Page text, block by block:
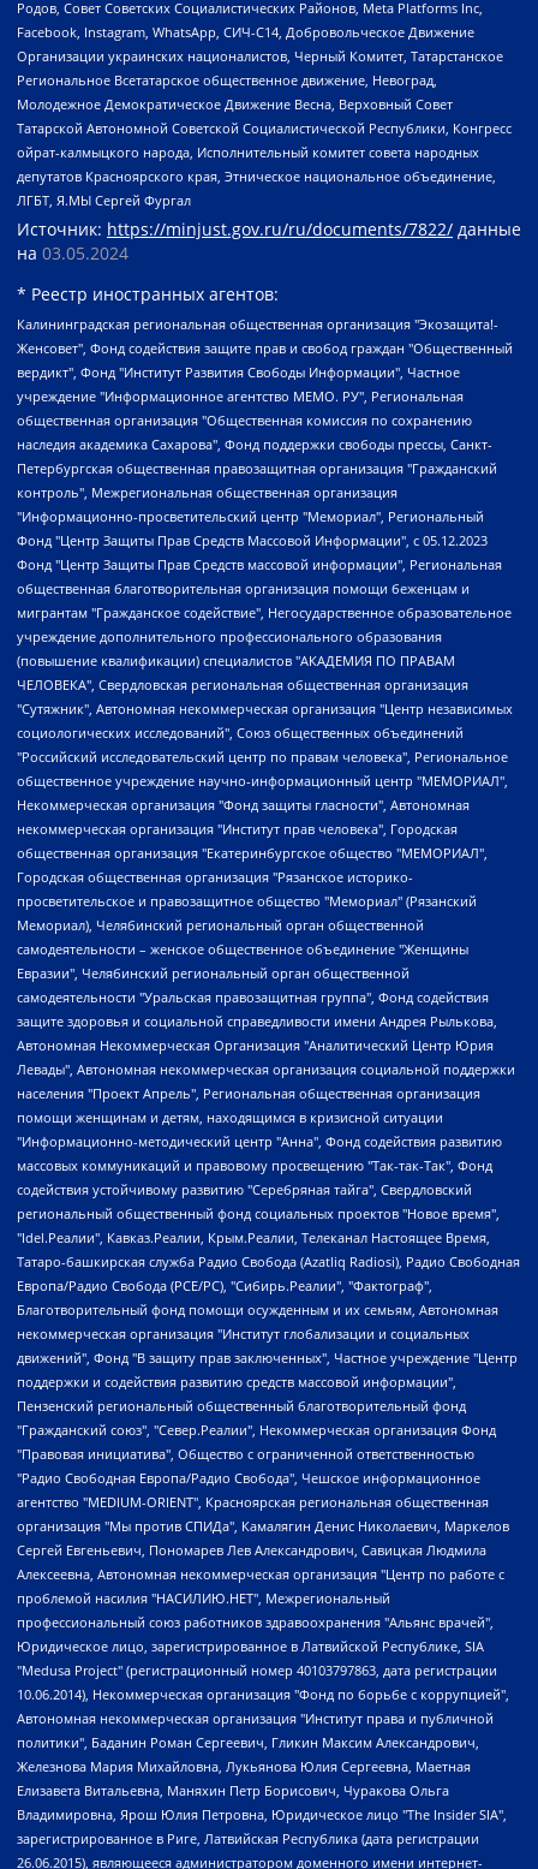
Родов, Совет Советских Социалистических Районов, Meta Platforms Inc,
Facebook, Instagram, WhatsApp, СИЧ-С14, Добровольческое Движение
Организации украинских националистов, Черный Комитет, Татарстанское
Региональное Всетатарское общественное движение, Невоград,
Молодежное Демократическое Движение Весна, Верховный Совет
Татарской Автономной Советской Социалистической Республики, Конгресс
ойрат-калмыцкого народа, Исполнительный комитет совета народных
депутатов Красноярского края, Этническое национальное объединение,
ЛГБТ, Я.МЫ Сергей Фургал
Источник: https://minjust.gov.ru/ru/documents/7822/ данные
на 03.05.2024
* Реестр иностранных агентов:
Калининградская региональная общественная организация "Экозащита!-Женсовет", Фонд содействия защите прав и свобод граждан "Общественный вердикт", Фонд "Институт Развития Свободы Информации", Частное учреждение "Информационное агентство МЕМО. РУ", Региональная общественная организация "Общественная комиссия по сохранению наследия академика Сахарова", Фонд поддержки свободы прессы, Санкт-Петербургская общественная правозащитная организация "Гражданский контроль", Межрегиональная общественная организация "Информационно-просветительский центр "Мемориал", Региональный Фонд "Центр Защиты Прав Средств Массовой Информации", с 05.12.2023 Фонд "Центр Защиты Прав Средств массовой информации", Региональная общественная благотворительная организация помощи беженцам и мигрантам "Гражданское содействие", Негосударственное образовательное учреждение дополнительного профессионального образования (повышение квалификации) специалистов "АКАДЕМИЯ ПО ПРАВАМ ЧЕЛОВЕКА", Свердловская региональная общественная организация "Сутяжник", Автономная некоммерческая организация "Центр независимых социологических исследований", Союз общественных объединений "Российский исследовательский центр по правам человека", Региональное общественное учреждение научно-информационный центр "МЕМОРИАЛ", Некоммерческая организация "Фонд защиты гласности", Автономная некоммерческая организация "Институт прав человека", Городская общественная организация "Екатеринбургское общество "МЕМОРИАЛ", Городская общественная организация "Рязанское историко-просветительское и правозащитное общество "Мемориал" (Рязанский Мемориал), Челябинский региональный орган общественной самодеятельности – женское общественное объединение "Женщины Евразии", Челябинский региональный орган общественной самодеятельности "Уральская правозащитная группа", Фонд содействия защите здоровья и социальной справедливости имени Андрея Рылькова, Автономная Некоммерческая Организация "Аналитический Центр Юрия Левады", Автономная некоммерческая организация социальной поддержки населения "Проект Апрель", Региональная общественная организация помощи женщинам и детям, находящимся в кризисной ситуации "Информационно-методический центр "Анна", Фонд содействия развитию массовых коммуникаций и правовому просвещению "Так-так-Так", Фонд содействия устойчивому развитию "Серебряная тайга", Свердловский региональный общественный фонд социальных проектов "Новое время", "Idel.Реалии", Кавказ.Реалии, Крым.Реалии, Телеканал Настоящее Время, Татаро-башкирская служба Радио Свобода (Azatliq Radiosi), Радио Свободная Европа/Радио Свобода (PCE/PC), "Сибирь.Реалии", "Фактограф", Благотворительный фонд помощи осужденным и их семьям, Автономная некоммерческая организация "Институт глобализации и социальных движений", Фонд "В защиту прав заключенных", Частное учреждение "Центр поддержки и содействия развитию средств массовой информации", Пензенский региональный общественный благотворительный фонд "Гражданский союз", "Север.Реалии", Некоммерческая организация Фонд "Правовая инициатива", Общество с ограниченной ответственностью "Радио Свободная Европа/Радио Свобода", Чешское информационное агентство "MEDIUM-ORIENT", Красноярская региональная общественная организация "Мы против СПИДа", Камалягин Денис Николаевич, Маркелов Сергей Евгеньевич, Пономарев Лев Александрович, Савицкая Людмила Алексеевна, Автономная некоммерческая организация "Центр по работе с проблемой насилия "НАСИЛИЮ.НЕТ", Межрегиональный профессиональный союз работников здравоохранения "Альянс врачей", Юридическое лицо, зарегистрированное в Латвийской Республике, SIA "Medusa Project" (регистрационный номер 40103797863, дата регистрации 10.06.2014), Некоммерческая организация "Фонд по борьбе с коррупцией", Автономная некоммерческая организация "Институт права и публичной политики", Баданин Роман Сергеевич, Гликин Максим Александрович, Железнова Мария Михайловна, Лукьянова Юлия Сергеевна, Маетная Елизавета Витальевна, Маняхин Петр Борисович, Чуракова Ольга Владимировна, Ярош Юлия Петровна, Юридическое лицо "The Insider SIA", зарегистрированное в Риге, Латвийская Республика (дата регистрации 26.06.2015), являющееся администратором доменного имени интернет-издания "The Insider SIA", https://theins.ru, Постернак Алексей Евгеньевич, Рубин Михаил Аркадьевич, Анин Роман Александрович, Юридическое лицо Istories fonds, зарегистрированное в Латвийской Республике (регистрационный номер 50008295751, дата регистрации 24.02.2020), Великовский Дмитрий Александрович, Долинина Ирина Николаевна, Мароховская Алеся Алексеевна, Шлейнов Роман Юрьевич, Шмагун Олеся Валентиновна, Общество с ограниченной ответственностью "Альтаир 2021", Общество с ограниченной ответственностью "Вега 2021", Общество с ограниченной ответственностью "Главный редактор 2021", Общество с ограниченной ответственностью "Ромашки монолит", Важенков Артем Валерьевич, Ивановская областная общественная организация "Центр гендерных исследований", Гурман Юрий Альбертович, Медиапроект "ОВД-Инфо", Егоров Владимир Владимирович, Жилинский Владимир Александрович, Общество с ограниченной ответственностью "ЗП", Иванова София Юрьевна, Карезина Инна Павловна, Кильтау Екатерина Викторовна, Петров Алексей Викторович, Пискунов Сергей Евгеньевич, Смирнов Сергей Сергеевич, Тихонов Михаил Сергеевич, Общество с ограниченной ответственностью "ЖУРНАЛИСТ-ИНОСТРАННЫЙ АГЕНТ", Арапова Галина Юрьевна, Вольтская Татьяна Анатольевна, Американская компания "Mason G.E.S. Anonymous Foundation" (США), являющаяся владельцем интернет-издания https://mnews.world/, Компания "Stichting Bellingcat", зарегистрированная в Нидерландах (дата регистрации 11.07.2018), Захаров Андрей Вячеславович, Клепиковская Екатерина Дмитриевна, Общество с ограниченной ответственностью "МЕМО", Перл Роман Александрович, Симонов Евгений Алексеевич, Соловьева Елена Анатольевна, Сотников Даниил Владимирович, Сурначева Елизавета Дмитриевна, Автономная некоммерческая организация по защите прав человека и информированию населения "Якутия – Наше Мнение", Общество с ограниченной ответственностью "Москоу диджитал медиа", с 26.01.2023 Общество с ограниченной ответственностью "Чайка Белые сады", Ветошкина Валерия Валерьевна, Заговора Максим Александрович, Межрегиональное общественное движение "Российская ЛГБТ - сеть", Оленичев Максим Владимирович, Павлов Иван Юрьевич, Скворцова Елена Сергеевна, Общество с ограниченной ответственностью "Как бы инагент", Кочетков Игорь Викторович, Общество с ограниченной ответственностью "Честные выборы", Еланчик Олег Александрович, Общество с ограниченной ответственностью "Нобелевский призыв", Гималова Регина Эмилевна, Григорьев Андрей Валерьевич, Григорьева Алина Александровна, Ассоциация по содействию защите прав призывников, альтернативнослужащих и военнослужащих "Правозащитная группа "Гражданин.Армия.Право", Хисамова Регина Фаритовна, Автономная некоммерческая организация по реализации социально-правовых программ "Лилит", Дальневосточное общественное движение "Маяк", Санкт-Петербургская ЛГБТ-инициативная группа "Выход", Инициативная группа ЛГБТ+ "Реверс", Алексеев Андрей Викторович, Бекбулатова Таисия Львовна, Беляев Иван Михайлович, Владыкина Елена Сергеевна, Гельман Марат Александрович, Никульшина Вероника Юрьевна, Толоконникова Надежда Андреевна, Шендерович Виктор Анатольевич, Общество с ограниченной ответственностью "Данное сообщение", Общество с ограниченной ответственностью Издательский дом "Новая глава", Айнбиндер Александра Александровна, Московский комьюнити-центр для ЛГБТ+инициатив, Благотворительный фонд развития филантропии, Deutsche Welle (Германия, Kurt-Schumacher-Strasse 3, 53113 Bonn), Борзунова Мария Михайловна, Воробьев Виктор Викторович, Голубева Анна Львовна, Константинова Алла Михайловна, Малкова Ирина Владимировна, Мурадов Мурад Абдулгалимович, Осетинская Елизавета Николаевна, Понасенков Евгений Николаевич, Ганапольский Матвей Юрьевич, Киселев Евгений Алексеевич, Борухович Ирина Григорьевна, Дремин Иван Тимофеевич, Дубровский Дмитрий Викторович, Красноярская региональная общественная организация поддержки и развития альтернативных образовательных технологий и межкультурных коммуникаций "ИНТЕРРА", Маяковская Екатерина Алексеевна, Фейгин Марк Захарович, Филимонов Андрей Викторович, Дзугкоева Регина Николаевна, Доброхотов Роман Александрович, Дудь Юрий Александрович, Елкин Сергей Владимирович, Кругликов Кирилл Игоревич, Сабунаева Мария Леонидовна, Семенов Алексей Владимирович, Шаинян Карен Багратович, Шульман Екатерина Михайловна, Асафьев Артур Валерьевич, Вахштайн Виктор Семенович, Венедиктов Алексей Алексеевич, Лушникова Екатерина Евгеньевна, Волков Леонид Михайлович, Невзоров Александр Глебович, Пархоменко Сергей Борисович, Сироткин Ярослав Николаевич, Кара-Мурза Владимир Владимирович, Баранова Наталья Владимировна, Гозман Леонид Яковлевич, Кагарлицкий Борис Юльевич, Климарев Михаил Валерьевич, Милов Владимир Станиславович, Автономная некоммерческая организация Краснодарский центр современного искусства "Типография", Моргенштерн Алишер Тагирович, Соболь Любовь Эдуардовна, Общество с ограниченной ответственностью "ЛИЗА НОРМ", Каспаров Гарри Кимович, Ходорковский Михаил Борисович, Общество с ограниченной ответственностью "Апрельские тезисы", Данилович Ирина Брониславовна, Кашин Олег Владимирович, Петров Николай Владимирович, Пивоваров Алексей Владимирович, Соколов Михаил Владимирович, Цветкова Юлия Владимировна, Чичваркин Евгений Александрович, Комитет против пыток/Команда против пыток, Общество с ограниченной ответственностью "Первый научный", Общество с ограниченной ответственностью "Вертолет и ко", Белоцерковская Вероника Борисовна, Кац Максим Евгеньевич, Лазарева Татьяна Юрьевна, Шаведдинов Руслан Табризович, Яшин Илья Валерьевич, Общество с ограниченной ответственностью "Иноагент ААВ", Алешковский Дмитрий Петрович, Альбац Евгения Марковна, Быков Дмитрий Львович, Галямина Юлия Евгеньевна, Лойко Сергей Леонидович, Мартынов Кирилл Константинович, Медведев Сергей Александрович, Крашенинников Федор Геннадиевич, Гордеева Катерина Вл